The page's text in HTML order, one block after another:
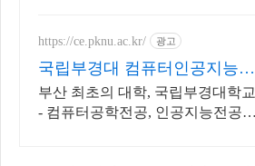
https://ce.pknu.ac.kr/ 광고
국립부경대 컴퓨터인공지능학
부
부산 최초의 대학, 국립부경대학교
- 컴퓨터공학전공, 인공지능전공 :